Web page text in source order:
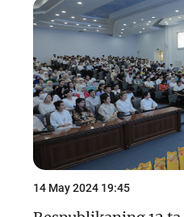
14 May 2024 19:45